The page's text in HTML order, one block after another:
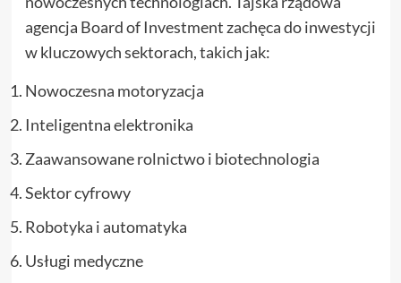
agencja Board of Investment zachęca do inwestycji
w kluczowych sektorach, takich jak:
Nowoczesna motoryzacja
Inteligentna elektronika
Zaawansowane rolnictwo i biotechnologia
Sektor cyfrowy
Robotyka i automatyka
Usługi medyczne